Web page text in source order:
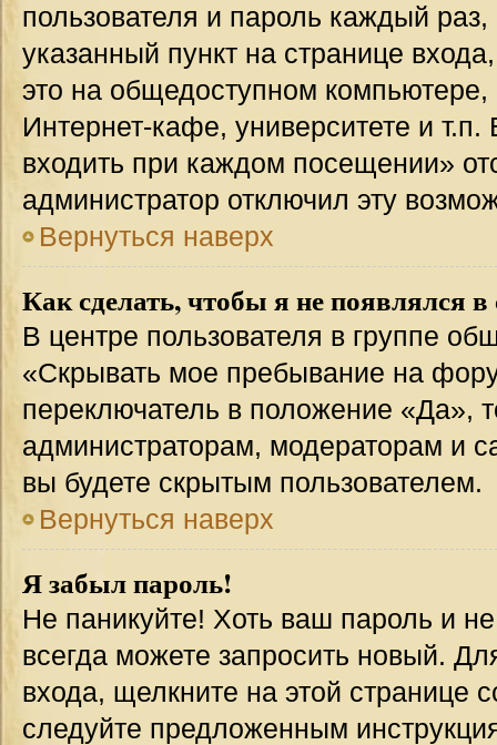
пользователя и пароль каждый
указанный пункт на странице
это на общедоступном
Интернет-кафе, университете и т.п.
входить при каждом посещении»
администратор отключил эту
Вернуться наверх
Как сделать, чтобы я не появлялся
В центре пользователя в группе
«Скрывать мое пребывание на
переключатель в положение «Да»,
администраторам, модераторам и
вы будете скрытым пользователем.
Вернуться наверх
Я забыл пароль!
Не паникуйте! Хоть ваш пароль и
всегда можете запросить новый.
входа, щелкните на этой странице
следуйте предложенным